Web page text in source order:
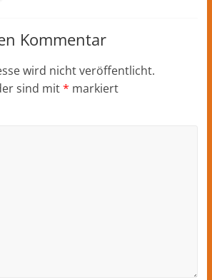
Kommentar
wird nicht veröffentlicht.
sind mit* markiert